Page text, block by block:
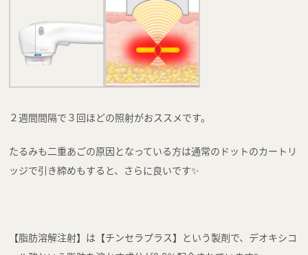
２週間間隔で３回ほどの照射がおススメです。
たるみも二重あごの原因となっている方は通常のドットのカートリ
ッジで引き締めもすると、さらに良いです✨
【脂肪溶解注射】は【チンセラプラス】という製剤で、デオキシコ